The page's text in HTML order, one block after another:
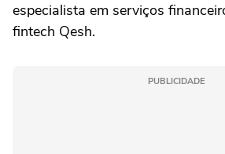
especialista em serviços
fintech Qesh.
PUBLICIDADE